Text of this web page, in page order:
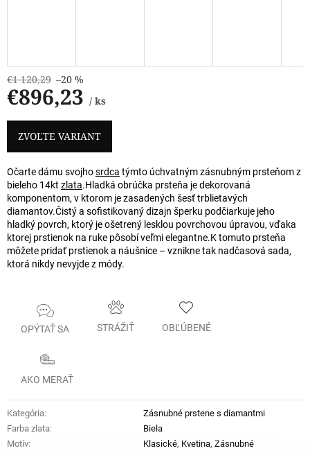
€1 120,29 –20 %
€896,23 / ks
Jednotková
cena:
ZVOĽTE VARIANT
Očarte dámu svojhosrdca týmto úchvatným zásnubným prsteňom z
bieleho 14kt zlata.Hladká obrúčka prsteňa je dekorovaná
komponentom, v ktorom je zasadených šesť trblietavých
diamantov.Čistý a sofistikovaný dizajn šperku podčiarkuje jeho
hladký povrch, ktorý je ošetrený lesklou povrchovou úpravou, vďaka
ktorej prstienok na ruke pôsobí veľmi elegantne.K tomuto prsteňa
môžete pridať prstienok a náušnice – vznikne tak nadčasová sada,
ktorá nikdy nevyjde z módy.
OPÝTAŤ SA STRÁŽIŤ OBĽÚBENÉ
AKO MERAŤ
Kategória:
Zásnubné prstene s diamantmi
Farba zlata:
Biela
Motív: Klasické, Kvetina, Zásnubné